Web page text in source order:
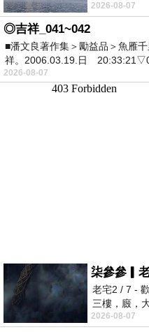
有戰懼等候
2026-08-07
◎吉祥_041~042
■潘文良著作集＞勵益品＞魚雁
祥。2006.03.19.日
2026-08-07
柒參參▎
老宅2 / 7 -
三樓，廄，
個人整整齊
2026-08-07